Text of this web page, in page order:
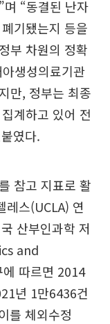
“동결된 난자
기됐는지 등을
부 차원의 정확
생성의료기관
만, 정부는 최종
계하고 있어 전
였다.
참고 지표로 활
레스(UCLA) 연
산부인과학 저
and
에 따르면 2014
년 1만6436건
를 체외수정